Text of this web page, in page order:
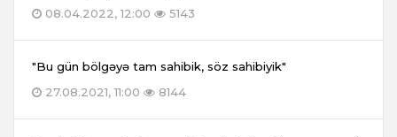
08.04.2022, 12:00
5143
"Bu gün bölgəyə tam sahibik, söz sahibiyik"
27.08.2021, 11:00
8144